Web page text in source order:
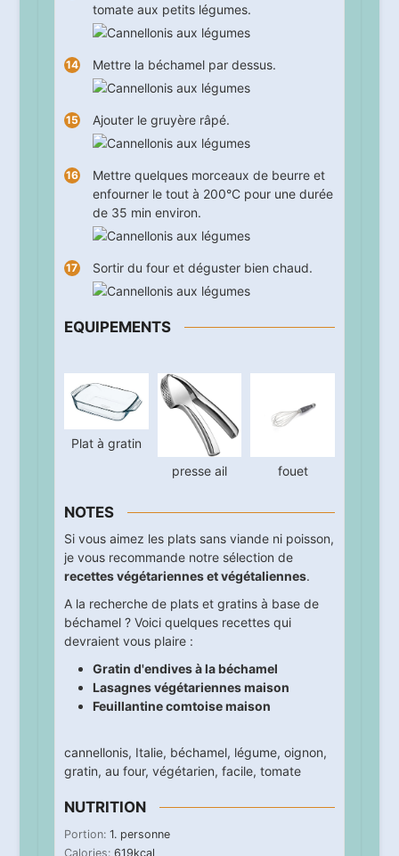
tomate aux petits légumes.
Mettre la béchamel par dessus.
Ajouter le gruyère râpé.
Mettre quelques morceaux de beurre et
enfourner le tout à 200°C pour une durée
de 35 min environ.
Sortir du four et déguster bien chaud.
EQUIPEMENTS
Plat à gratin
presse ail
fouet
NOTES
Si vous aimez les plats sans viande ni poisson,
je vous recommande notre sélection de
recettes végétariennes et végétaliennes.
A la recherche de plats et gratins à base de
béchamel ? Voici quelques recettes qui
devraient vous plaire :
Gratin d'endives à la béchamel
Lasagnes végétariennes maison
Feuillantine comtoise maison
cannellonis, Italie, béchamel, légume, oignon,
gratin, au four, végétarien, facile, tomate
NUTRITION
Portion: 1. personne
Calories: 619kcal